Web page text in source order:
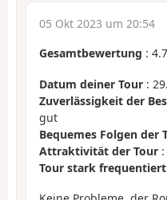
05 Okt 2023 um 20:54
Gesamtbewertung : 4.7
Datum deiner Tour :
Zuverlässigkeit der
gut
Bequemes Folgen der
Attraktivität der Tour
Tour stark frequentiert